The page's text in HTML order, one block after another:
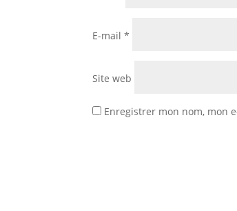
E-mail*
Site web
Enregistrer mon nom, mon